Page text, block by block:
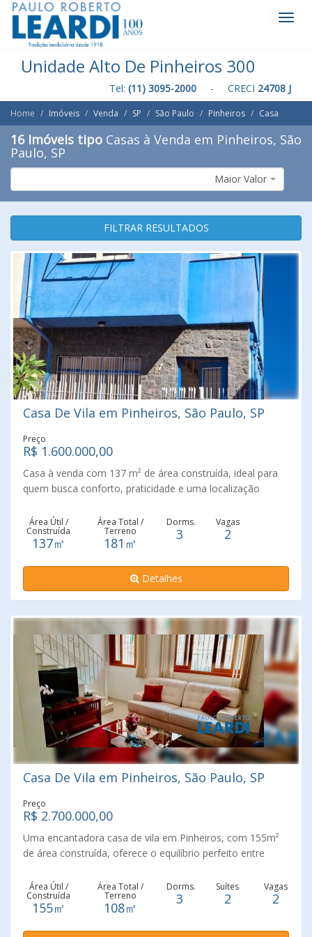
Unidade Alto De Pinheiros 300
Tel: (11) 3095-2000 - CRECI 24708 J
Home Imóveis Venda SP São Paulo Pinheiros Casa
16 Imóveis tipo Casas à Venda em Pinheiros, São
Paulo, SP
Maior Valor
FILTRAR RESULTADOS
Casa De Vila em Pinheiros, São Paulo, SP
Preço
R$ 1.600.000,00
Casa à venda com 137 m² de área construída, ideal para
quem busca conforto, praticidade e uma localização
bem distribuídos e uma agradável varanda, perfeita para
momentos de descanso ou convivência. A planta oferece
espaços funcionais, atendendo tanto famílias quanto
quem deseja um ambiente para home office. Localizada
em uma região valorizada, está próxima ao Parque
Sabesp Sumaré, à Praça Panamericana e à Praça Gastão
opções de lazer, comércio, serviços e importantes vias da
cidade. Uma excelente oportunidade para morar em um
bairro tranquilo, com infraestrutura completa e ótima
qualidade de vida.
Área Útil /
Construída
137㎡
Área Total /
Terreno
181㎡
Dorms.
3
Vagas
2
Detalhes
Casa De Vila em Pinheiros, São Paulo, SP
Preço
R$ 2.700.000,00
Uma encantadora casa de vila em Pinheiros, com 155m²
de área construída, oferece o equilíbrio perfeito entre
desejadas de São Paulo. Totalmente reformada, incluindo
parte elétrica e hidráulica, o imóvel conta com três
quartos, sendo duas suítes, além de uma sala que pode
facilmente ser convertida em mais um dormitório. A área
Área Útil /
Construída
155㎡
Área Total /
Terreno
108㎡
Dorms.
3
Suítes
2
Vagas
2